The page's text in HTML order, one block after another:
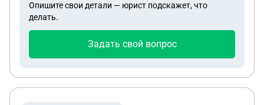
Опишите свои детали — юрист подскажет, что
делать.
Задать свой вопрос